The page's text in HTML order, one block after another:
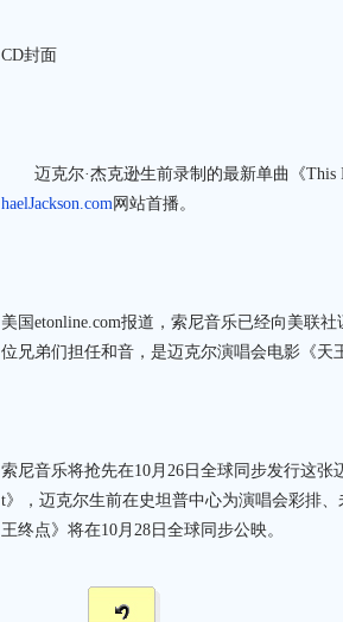
CD封面
迈克尔·杰克逊生前录制的最新单曲《This
haelJackson.com网站首播。
美国etonline.com报道，索尼音乐已经向美联
位兄弟们担任和音，是迈克尔演唱会电影《天
索尼音乐将抢先在10月26日全球同步发行这
t》，迈克尔生前在史坦普中心为演唱会彩排
王终点》将在10月28日全球同步公映。